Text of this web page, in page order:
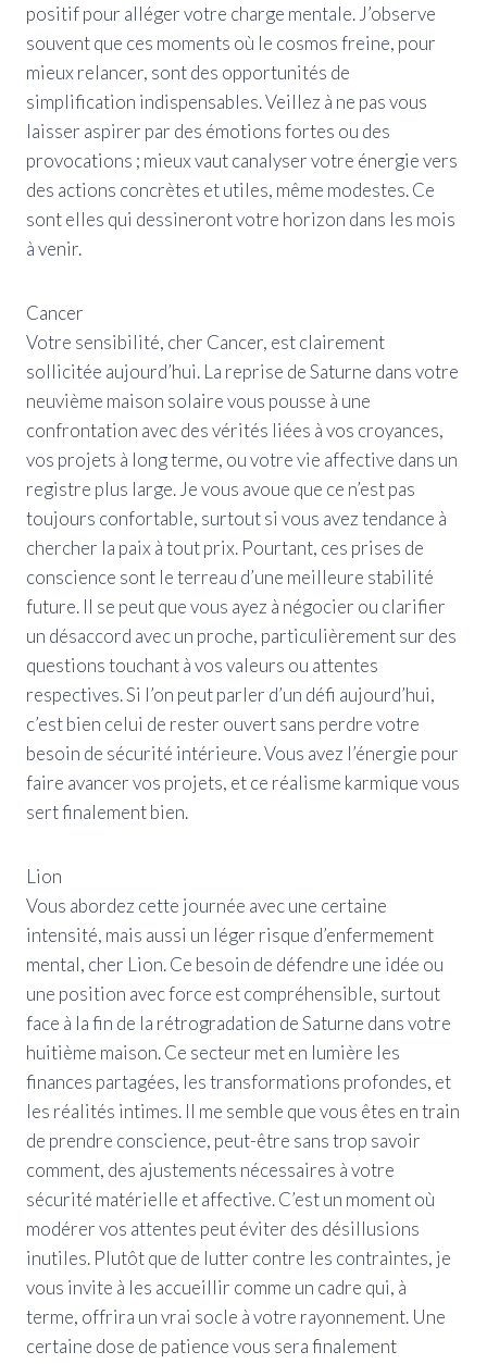
positif pour alléger votre charge mentale. J’observe
souvent que ces moments où le cosmos freine, pour
mieux relancer, sont des opportunités de
simplification indispensables. Veillez à ne pas vous
laisser aspirer par des émotions fortes ou des
provocations ; mieux vaut canalyser votre énergie vers
des actions concrètes et utiles, même modestes. Ce
sont elles qui dessineront votre horizon dans les mois
à venir.
Cancer
Votre sensibilité, cher Cancer, est clairement
sollicitée aujourd’hui. La reprise de Saturne dans votre
neuvième maison solaire vous pousse à une
confrontation avec des vérités liées à vos croyances,
vos projets à long terme, ou votre vie affective dans un
registre plus large. Je vous avoue que ce n’est pas
toujours confortable, surtout si vous avez tendance à
chercher la paix à tout prix. Pourtant, ces prises de
conscience sont le terreau d’une meilleure stabilité
future. Il se peut que vous ayez à négocier ou clarifier
un désaccord avec un proche, particulièrement sur des
questions touchant à vos valeurs ou attentes
respectives. Si l’on peut parler d’un défi aujourd’hui,
c’est bien celui de rester ouvert sans perdre votre
besoin de sécurité intérieure. Vous avez l’énergie pour
faire avancer vos projets, et ce réalisme karmique vous
sert finalement bien.
Lion
Vous abordez cette journée avec une certaine
intensité, mais aussi un léger risque d’enfermement
mental, cher Lion. Ce besoin de défendre une idée ou
une position avec force est compréhensible, surtout
face à la fin de la rétrogradation de Saturne dans votre
huitième maison. Ce secteur met en lumière les
finances partagées, les transformations profondes, et
les réalités intimes. Il me semble que vous êtes en train
de prendre conscience, peut-être sans trop savoir
comment, des ajustements nécessaires à votre
sécurité matérielle et affective. C’est un moment où
modérer vos attentes peut éviter des désillusions
inutiles. Plutôt que de lutter contre les contraintes, je
vous invite à les accueillir comme un cadre qui, à
terme, offrira un vrai socle à votre rayonnement. Une
certaine dose de patience vous sera finalement